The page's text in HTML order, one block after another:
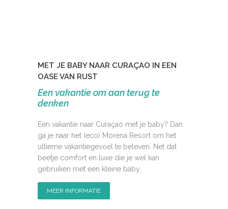
MET JE BABY NAAR CURAÇAO IN EEN
OASE VAN RUST
Een vakantie om aan terug te
denken
Een vakantie naar Curaçao met je baby? Dan
ga je naar het (eco) Morena Resort om het
ultieme vakantiegevoel te beleven. Net dat
beetje comfort en luxe die je wel kan
gebruiken met een kleine baby.
MEER INFORMATIE